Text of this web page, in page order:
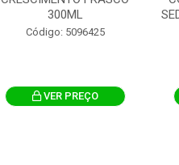
300ML
Código: 5096425
VER PREÇO